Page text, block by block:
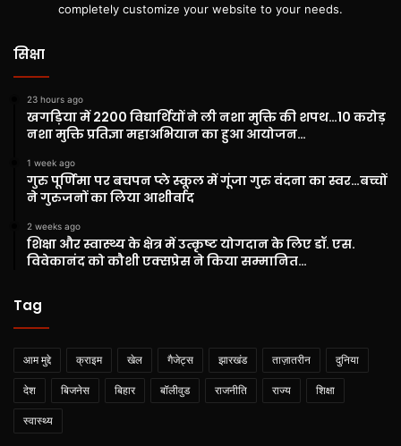
completely customize your website to your needs.
सिक्षा
23 hours ago
खगड़िया में 2200 विद्यार्थियों ने ली नशा मुक्ति की शपथ…10 करोड़
नशा मुक्ति प्रतिज्ञा महाअभियान का हुआ आयोजन…
1 week ago
गुरु पूर्णिमा पर बचपन प्ले स्कूल में गूंजा गुरु वंदना का स्वर…बच्चों
ने गुरुजनों का लिया आशीर्वाद
2 weeks ago
शिक्षा और स्वास्थ्य के क्षेत्र में उत्कृष्ट योगदान के लिए डॉ. एस.
विवेकानंद को कौशी एक्सप्रेस ने किया सम्मानित…
Tag
आम मुद्दे क्राइम खेल गैजेट्स झारखंड ताज़ातरीन दुनिया
देश बिजनेस बिहार बॉलीवुड राजनीति राज्य शिक्षा
स्वास्थ्य